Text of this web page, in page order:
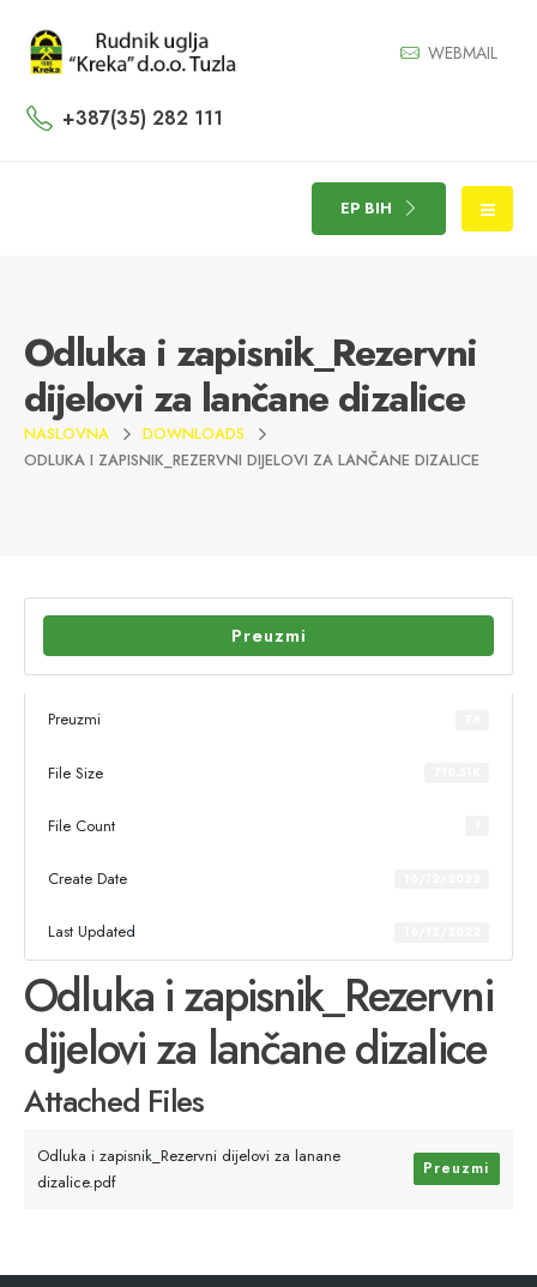
WEBMAIL
+387(35) 282 111
EP BIH
Odluka i zapisnik_Rezervni
dijelovi za lančane dizalice
NASLOVNA
DOWNLOADS
ODLUKA I ZAPISNIK_REZERVNI DIJELOVI ZA LANČANE DIZALICE
Preuzmi
Preuzmi
File Size
File Count
Create Date
Last Updated
Odluka i zapisnik_Rezervni
dijelovi za lančane dizalice
Attached Files
Odluka i zapisnik_Rezervni dijelovi za lanane
dizalice.pdf
Preuzmi